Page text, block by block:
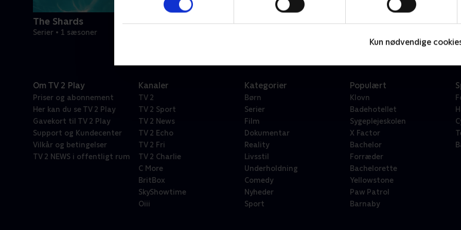
Kun nødvendige
The Shards
Serier • 1 sæsoner
Om TV 2 Play
Priser og abonnement
Her kan du se TV 2 Play
Gavekort til TV 2 Play
Support og Kundecenter
Vilkår og betingelser
TV 2 NEWS i offentligt rum
Kanaler
TV 2
TV 2 Sport
TV 2 News
TV 2 Echo
TV 2 Fri
TV 2 Charlie
C More
BritBox
SkyShowtime
Oiii
Kategorier
Børn
Serier
Film
Dokumentar
Reality
Livsstil
Underholdning
Comedy
Nyheder
Sport
Populært
Klovn
Badehotellet
Sygeplejeskolen
X Factor
Bachelor
Forræder
Bachelorette
Yellowstone
Paw Patrol
Barnaby